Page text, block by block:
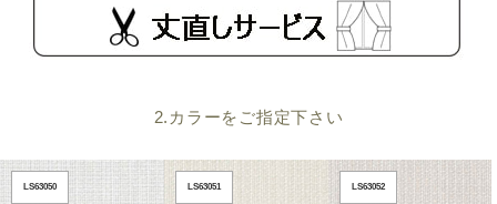
2.カラーをご指定下さい
LS63050 LS63051 LS63052